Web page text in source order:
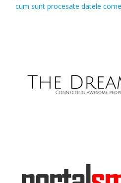
cum sunt procesate datele